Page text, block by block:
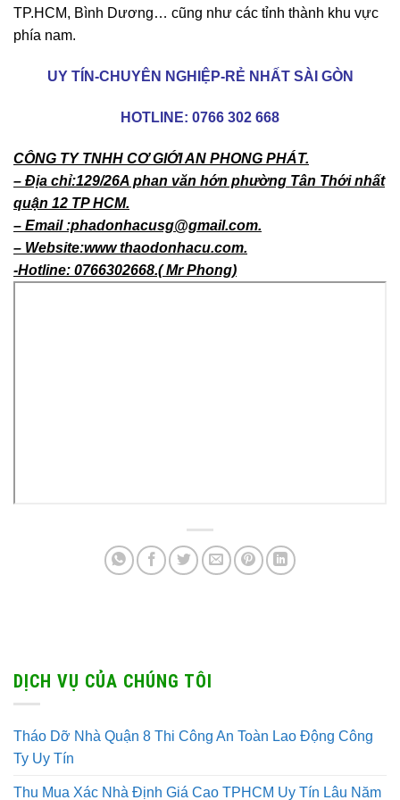
TP.HCM, Bình Dương… cũng như các tỉnh thành khu vực
phía nam.
UY TÍN-CHUYÊN NGHIỆP-RẺ NHẤT SÀI GÒN
HOTLINE: 0766 302 668
CÔNG TY TNHH CƠ GIỚI AN PHONG PHÁT.
– Địa chỉ:129/26A phan văn hớn phường Tân Thới nhất
quận 12 TP HCM.
– Email :phadonhacusg@gmail.com.
– Website:www thaodonhacu.com.
-Hotline: 0766302668.( Mr Phong)
DỊCH VỤ CỦA CHÚNG TÔI
Tháo Dỡ Nhà Quận 8 Thi Công An Toàn Lao Động Công
Ty Uy Tín
Thu Mua Xác Nhà Định Giá Cao TPHCM Uy Tín Lâu Năm